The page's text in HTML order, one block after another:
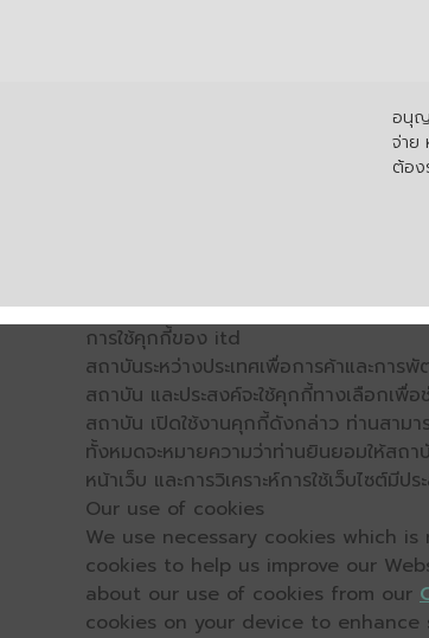
อนุญ
จ่าย
ต้อง
การใช้คุกกี้ของ itd
สถาบันระหว่างประเทศเพื่อการค้าและก
สถาบัน และประสงค์จะใช้คุกกี้ทางเลือกเ
สถาบัน เปิดใช้งานคุกกี้ดังกล่าว ท่านสาม
ทั้งหมดจะหมายความว่าท่านยินยอมให้สถา
หน้าเว็บ และการวิเคราะห์การใช้เว็บไซต์
Our use of cookies
We use necessary cookies which
cookies to help us improve our
about our use of cookies from our
cookies on your device to